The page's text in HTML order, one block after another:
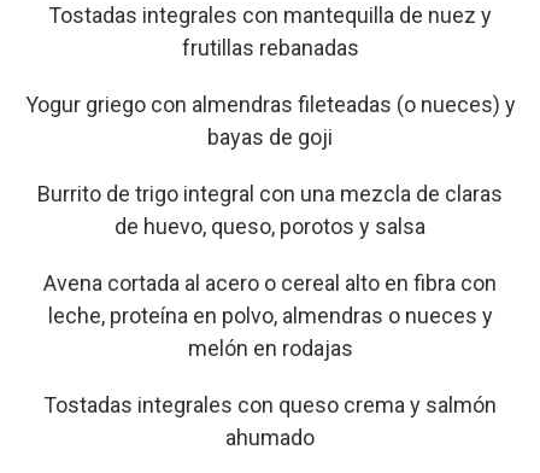
Tostadas integrales con mantequilla de nuez y
frutillas rebanadas
Yogur griego con almendras fileteadas (o nueces) y
bayas de goji
Burrito de trigo integral con una mezcla de claras
de huevo, queso, porotos y salsa
Avena cortada al acero o cereal alto en fibra con
leche, proteína en polvo, almendras o nueces y
melón en rodajas
Tostadas integrales con queso crema y salmón
ahumado